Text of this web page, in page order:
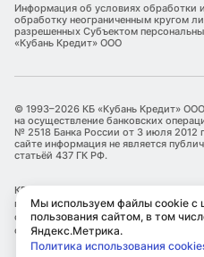
Мы используем файлы cookie с
пользования сайтом, в том
Яндекс.Метрика.
Политика использования
Информация об условиях обработки
обработку неограниченным кругом
разрешенных Субъектом
«Кубань Кредит» ООО
© 1993–2026 КБ «Кубань Кредит»
на осуществление банковских
№ 2518 Банка России от 3 июля 2012
сайте информация не является
статьёй 437 ГК РФ.
КБ «Кубань Кредит» ООО является
персональных данных. Информация
сведения о реализуемых
отражены в Политике обработки